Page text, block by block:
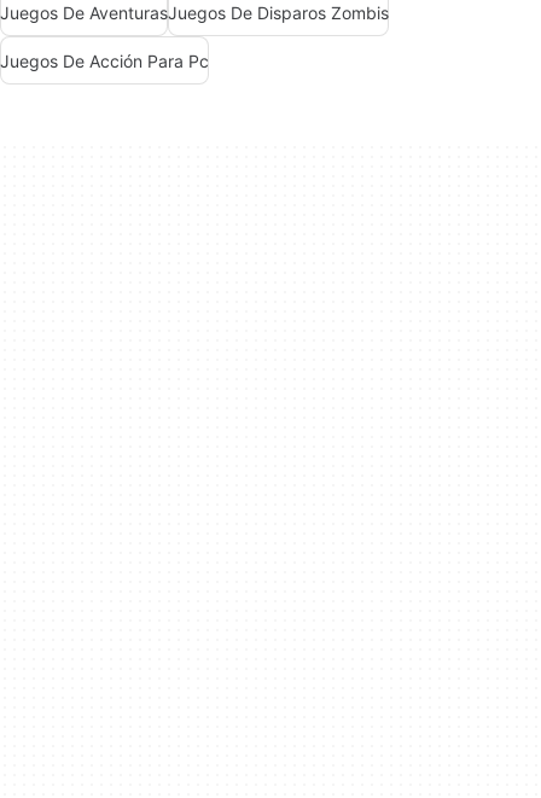
Juegos De AventurasJuegos De Disparos Zombis
Juegos De Acción Para Pc